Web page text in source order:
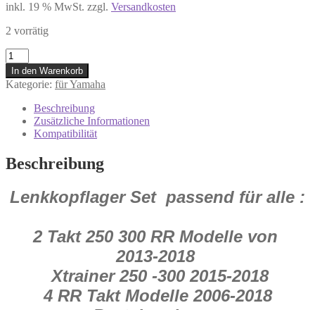
inkl. 19 % MwSt. zzgl. Versandkosten
2 vorrätig
22-
1008
#
Lenkkopflager
YAMAHA
200
80
250
In den Warenkorb
Kategorie: für Yamaha
Beschreibung
Zusätzliche Informationen
Kompatibilität
Beschreibung
Lenkkopflager Set passend für alle :
2 Takt 250 300 RR Modelle von
2013-2018
Xtrainer 250 -300 2015-2018
4 RR Takt Modelle 2006-2018